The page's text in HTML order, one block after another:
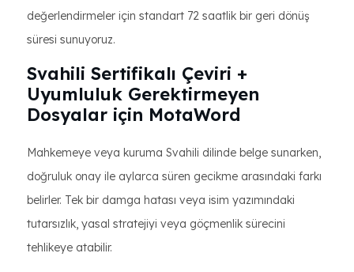
değerlendirmeler için standart 72 saatlik bir geri dönüş
süresi sunuyoruz.
Svahili Sertifikalı Çeviri +
Uyumluluk Gerektirmeyen
Dosyalar için MotaWord
Mahkemeye veya kuruma Svahili dilinde belge sunarken,
doğruluk onay ile aylarca süren gecikme arasındaki farkı
belirler. Tek bir damga hatası veya isim yazımındaki
tutarsızlık, yasal stratejiyi veya göçmenlik sürecini
tehlikeye atabilir.